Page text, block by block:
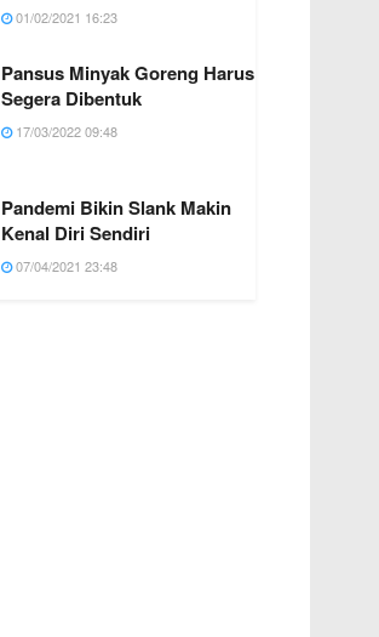
01/02/2021 16:23
Pansus Minyak Goreng Harus
Segera Dibentuk
17/03/2022 09:48
Pandemi Bikin Slank Makin
Kenal Diri Sendiri
07/04/2021 23:48